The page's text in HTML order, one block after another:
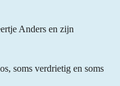
Anders en zijn
soms verdrietig en soms